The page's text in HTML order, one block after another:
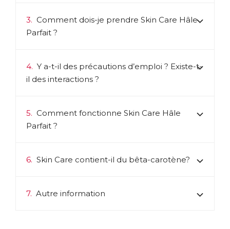
3. Comment dois-je prendre Skin Care Hâle
Parfait ?
4. Y a-t-il des précautions d’emploi ? Existe-t-
il des interactions ?
5. Comment fonctionne Skin Care Hâle
Parfait ?
6. Skin Care contient-il du bêta-carotène?
7. Autre information